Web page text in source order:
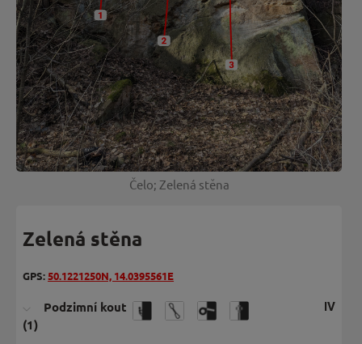
Čelo; Zelená stěna
Zelená stěna
GPS:50.1221250N, 14.0395561E
Podzimní kout
(1)
IV